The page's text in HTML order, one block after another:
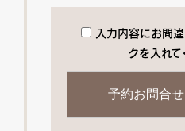
入力内容にお間
クを入れて